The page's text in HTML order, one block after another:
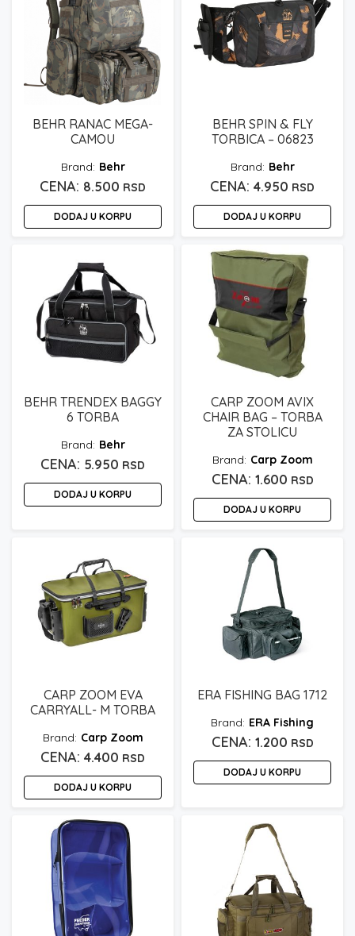
BEHR RANAC MEGA-
CAMOU
Behr
8.500 RSD
DODAJ U KORPU
BEHR SPIN & FLY
TORBICA – 06823
Behr
4.950 RSD
DODAJ U KORPU
BEHR TRENDEX BAGGY
6 TORBA
Behr
5.950 RSD
DODAJ U KORPU
CARP ZOOM AVIX
CHAIR BAG – TORBA
ZA STOLICU
Carp Zoom
1.600 RSD
DODAJ U KORPU
CARP ZOOM EVA
CARRYALL- M TORBA
Carp Zoom
4.400 RSD
DODAJ U KORPU
ERA FISHING BAG 1712
ERA Fishing
1.200 RSD
DODAJ U KORPU